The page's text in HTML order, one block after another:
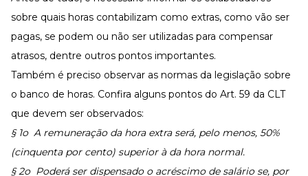
sobre quais horas contabilizam como extras, como vão ser
pagas, se podem ou não ser utilizadas para compensar
atrasos, dentre outros pontos importantes.
Também é preciso observar as normas da legislação sobre
o banco de horas. Confira alguns pontos do Art. 59 da CLT
que devem ser observados:
§ 1o A remuneração da hora extra será, pelo menos, 50%
(cinquenta por cento) superior à da hora normal.
§ 2o Poderá ser dispensado o acréscimo de salário se, por